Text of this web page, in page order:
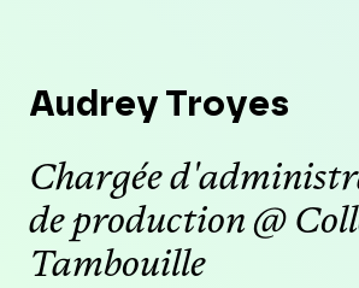
Audrey Troyes
Chargée
de production @
Tambouille